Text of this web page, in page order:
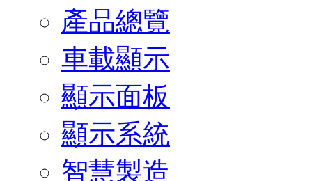
產品總覽
車載顯示
顯示面板
顯示系統
智慧製造